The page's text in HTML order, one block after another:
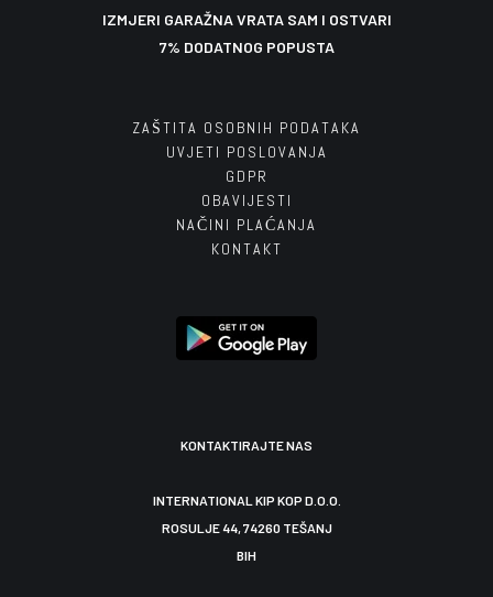
IZMJERI GARAŽNA VRATA SAM I OSTVARI
7% DODATNOG POPUSTA
ZAŠTITA OSOBNIH PODATAKA
UVJETI POSLOVANJA
GDPR
OBAVIJESTI
NAČINI PLAĆANJA
KONTAKT
KONTAKTIRAJTE NAS
INTERNATIONAL KIP KOP D.O.O.
ROSULJE 44, 74260 TEŠANJ
BIH